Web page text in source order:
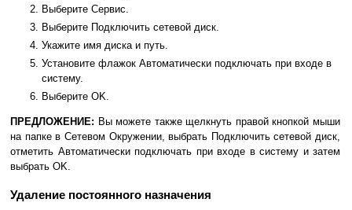
Выберите Сервис.
Выберите Подключить сетевой диск.
Укажите имя диска и путь.
Установите флажок Автоматически подключать при входе в
систему.
Выберите OK.
ПРЕДЛОЖЕНИЕ: Вы можете также щелкнуть правой кнопкой мыши
на папке в Сетевом Окружении, выбрать Подключить сетевой диск,
отметить Автоматически подключать при входе в систему и затем
выбрать OK.
Удаление постоянного назначения